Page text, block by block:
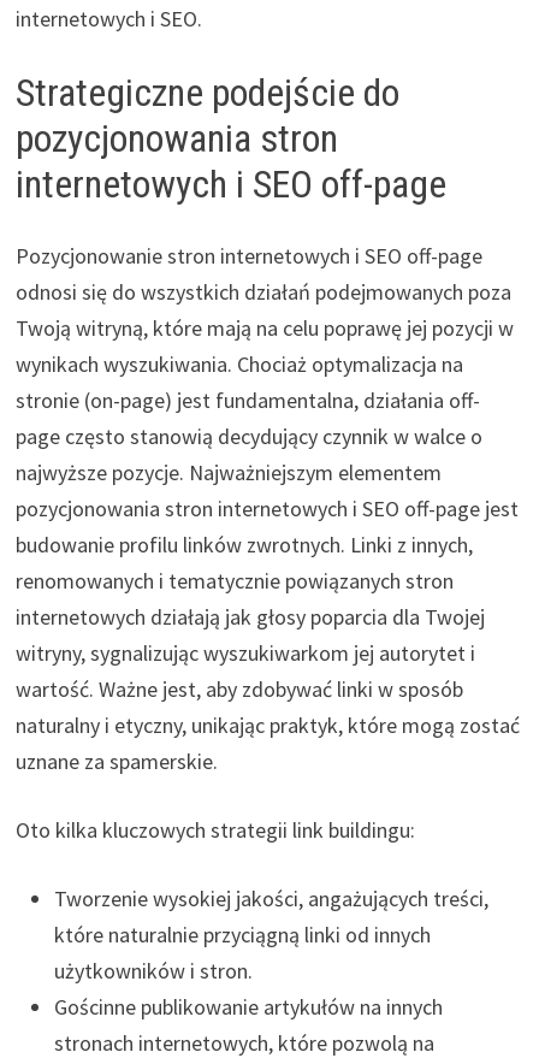
internetowych i SEO.
Strategiczne podejście do
pozycjonowania stron
internetowych i SEO off-page
Pozycjonowanie stron internetowych i SEO off-page
odnosi się do wszystkich działań podejmowanych poza
Twoją witryną, które mają na celu poprawę jej pozycji w
wynikach wyszukiwania. Chociaż optymalizacja na
stronie (on-page) jest fundamentalna, działania off-
page często stanowią decydujący czynnik w walce o
najwyższe pozycje. Najważniejszym elementem
pozycjonowania stron internetowych i SEO off-page jest
budowanie profilu linków zwrotnych. Linki z innych,
renomowanych i tematycznie powiązanych stron
internetowych działają jak głosy poparcia dla Twojej
witryny, sygnalizując wyszukiwarkom jej autorytet i
wartość. Ważne jest, aby zdobywać linki w sposób
naturalny i etyczny, unikając praktyk, które mogą zostać
uznane za spamerskie.
Oto kilka kluczowych strategii link buildingu:
Tworzenie wysokiej jakości, angażujących treści,
które naturalnie przyciągną linki od innych
użytkowników i stron.
Gościnne publikowanie artykułów na innych
stronach internetowych, które pozwolą na